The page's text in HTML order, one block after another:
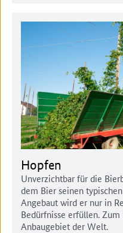
Hopfen
Unverzichtbar für die
dem Bier seinen
Angebaut wird er nur in
Bedürfnisse erfüllen.
Anbaugebiet der Welt.